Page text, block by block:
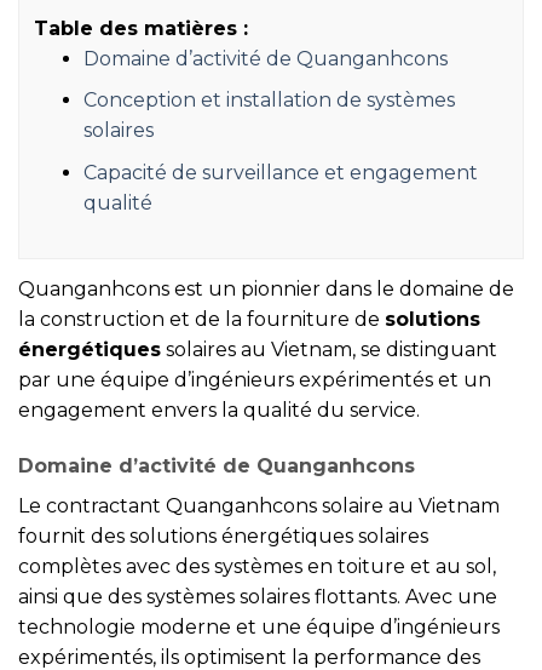
Table des matières :
Domaine d’activité de Quanganhcons
Conception et installation de systèmes
solaires
Capacité de surveillance et engagement
qualité
Quanganhcons est un pionnier dans le domaine de
la construction et de la fourniture de solutions
énergétiques solaires au Vietnam, se distinguant
par une équipe d’ingénieurs expérimentés et un
engagement envers la qualité du service.
Domaine d’activité de Quanganhcons
Le contractant Quanganhcons solaire au Vietnam
fournit des solutions énergétiques solaires
complètes avec des systèmes en toiture et au sol,
ainsi que des systèmes solaires flottants. Avec une
technologie moderne et une équipe d’ingénieurs
expérimentés, ils optimisent la performance des